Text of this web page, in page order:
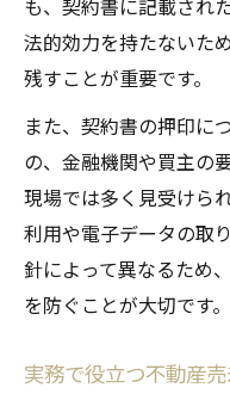
法的効力を持たないた
残すことが重要です。
また、契約書の押印に
の、金融機関や買主の
現場では多く見受けら
利用や電子データの取
針によって異なるため
を防ぐことが大切です。
実務で役立つ不動産